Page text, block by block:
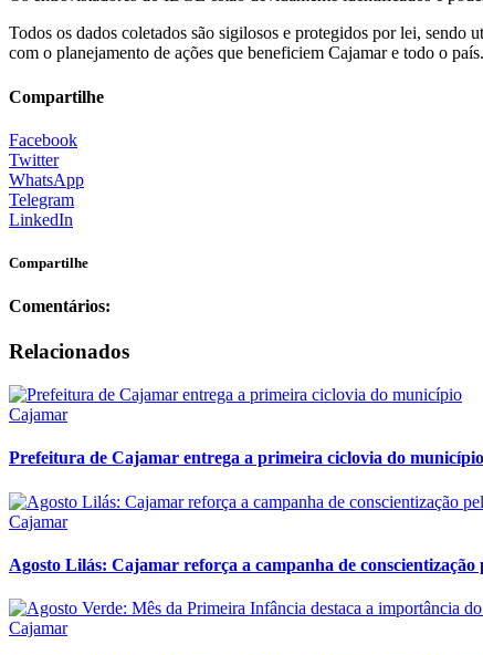
Todos os dados coletados são sigilosos e protegidos por lei,
com o planejamento de ações que beneficiem Cajamar e todo o país.
Compartilhe
Facebook
Twitter
WhatsApp
Telegram
LinkedIn
Compartilhe
Comentários:
Relacionados
Cajamar
Prefeitura de Cajamar entrega a primeira ciclovia do município
Cajamar
Agosto Lilás: Cajamar reforça a campanha de conscientização
Cajamar